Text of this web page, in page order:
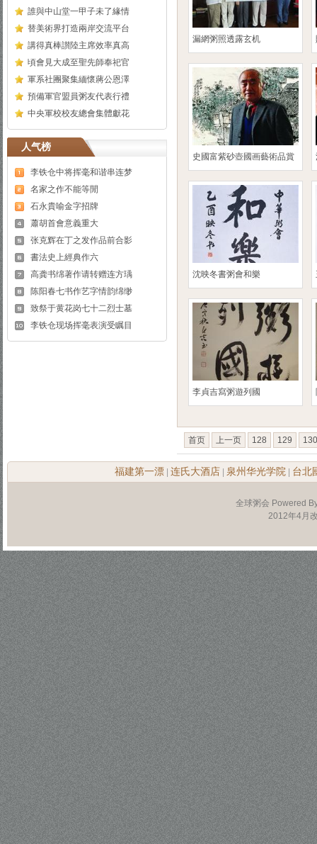
誰與中山堂一甲子未了緣情
替美術界打造兩岸交流平台
講得真棒讃陸主席效率真高
頃會見大成至聖先師奉祀官
軍系社團聚集緬懷蔣公恩澤
預備軍官盟員粥友代表行禮
中央軍校校友總會集體獻花
人气榜
李铁仓中将挥毫和谐串连梦
名家之作不能等閒
石永貴喻金字招牌
蕭胡首會意義重大
张克辉在丁之发作品前合影
書法史上經典作六
高龚书绵著作请转赠连方瑀
陈阳春七书作艺字情韵绵缈
致祭于黄花岗七十二烈士墓
李铁仓现场挥毫表演受瞩目
漏網粥照透露玄机
史國富紫砂壺國画藝術品賞
沈映冬書粥會和樂
李貞吉寫粥遊列國
首页 上一页 128 129 130
福建第一漂 连氏大酒店 泉州华光学院 台北
全球粥会 Powered
2012年4月